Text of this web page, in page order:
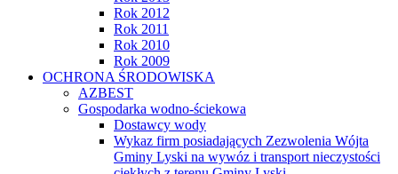
Rok 2012
Rok 2011
Rok 2010
Rok 2009
OCHRONA ŚRODOWISKA
AZBEST
Gospodarka wodno-ściekowa
Dostawcy wody
Wykaz firm posiadających Zezwolenia Wójta
Gminy Lyski na wywóz i transport nieczystości